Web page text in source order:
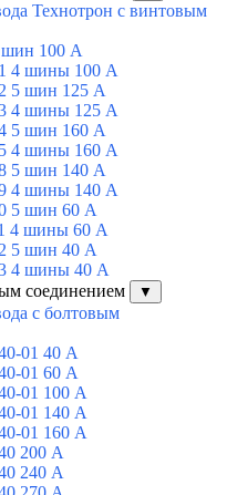
Технотрон с винтовым
шин 100 А
4 шины 100 А
5 шин 125 А
4 шины 125 А
5 шин 160 А
4 шины 160 А
5 шин 140 А
4 шины 140 А
5 шин 60 А
4 шины 60 А
5 шин 40 А
4 шины 40 А
соединением
▼
с болтовым
01 40 А
01 60 А
01 100 А
01 140 А
01 160 А
200 А
240 А